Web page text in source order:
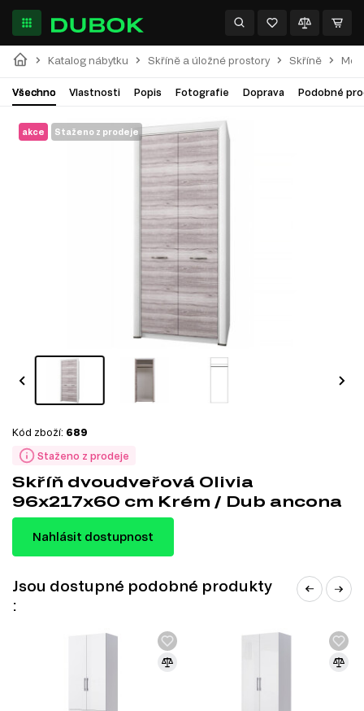
Katalog nábytku Skříně a úložné prostory Skříně
Všechno Vlastnosti Popis Fotografie Doprava Podobné
akce Staženo z prodeje
Staženo z prodeje
Kód zboží: 689
Skříň dvoudveřová Olivia
96x217x60 cm Krém / Dub ancona
Nahlásit dostupnost
Jsou dostupné podobné produkty
: